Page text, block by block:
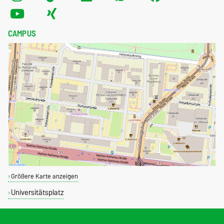
CAMPUS
Größere Karte anzeigen
Universitätsplatz